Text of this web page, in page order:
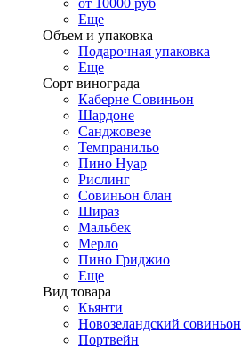
от 10000 руб
Еще
Объем и упаковка
Подарочная упаковка
Еще
Сорт винограда
Каберне Совиньон
Шардоне
Санджовезе
Темпранильо
Пино Нуар
Рислинг
Совиньон блан
Шираз
Мальбек
Мерло
Пино Гриджио
Еще
Вид товара
Кьянти
Новозеландский совиньон
Портвейн